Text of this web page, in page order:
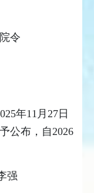
令
年11月27日
公布，自2026
李强